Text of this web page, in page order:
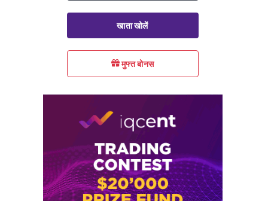
खाता खोलें
मुफ्त बोनस